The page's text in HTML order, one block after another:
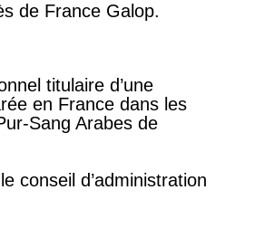
de France Galop.
titulaire d’une
en France dans les
Sang Arabes de
conseil d’administration